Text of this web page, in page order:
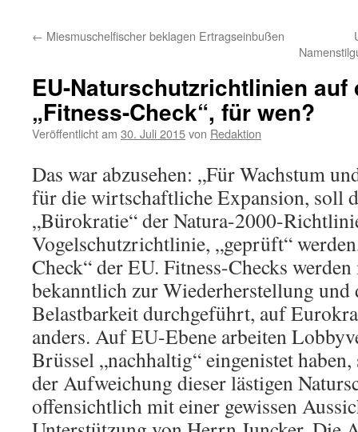
← Miesmuschelfischer beklagen Ertragseinbußen
EU-Naturschutzrichtlinien auf
„Fitness-Check“, für wen?
Veröffentlicht am 30. Juli 2015von Redaktion
Das war abzusehen: „Für Wachstum
für die wirtschaftliche Expansion, soll
„Bürokratie“ der Natura-2000-
Vogelschutzrichtlinie, „geprüft“
Check“ der EU. Fitness-Checks
bekanntlich zur Wiederherstellung und
Belastbarkeit durchgeführt, auf
anders. Auf EU-Ebene arbeiten
Brüssel „nachhaltig“ eingenistet
der Aufweichung dieser lästigen
offensichtlich mit einer gewissen